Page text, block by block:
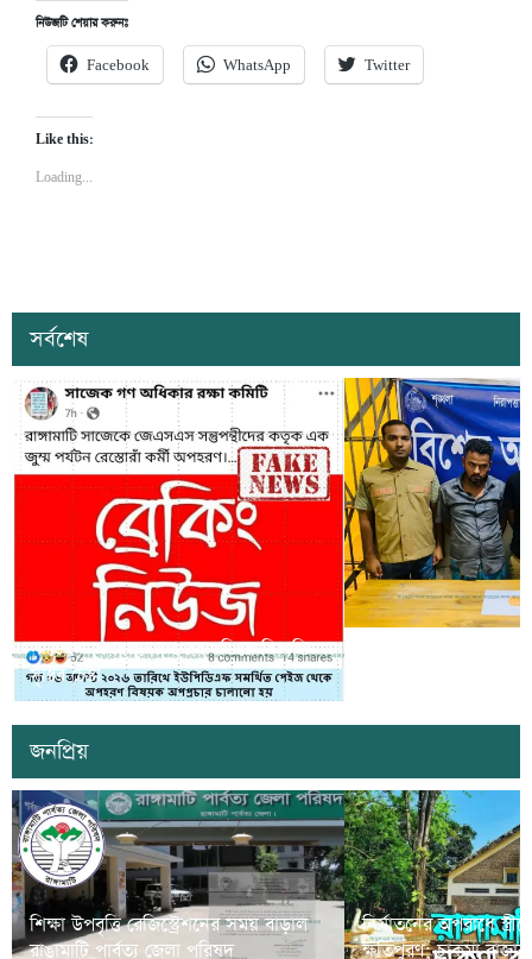
নিউজটি শেয়ার করুনঃ
Facebook WhatsApp Twitter
Like this:
Loading...
সর্বশেষ
সাজেকে অপহরণের গুজব ছড়িয়ে বিভ্রান্তি
সৃষ্টির চেষ্টা
জনপ্রিয়
শিক্ষা উপবৃত্তি রেজিস্ট্রেশনের সময় বাড়াল
রাঙামাটি পার্বত্য জেলা পরিষদ
নির্যাতনের অপরাধে
ক্ষতিপুরণ; চাকমা